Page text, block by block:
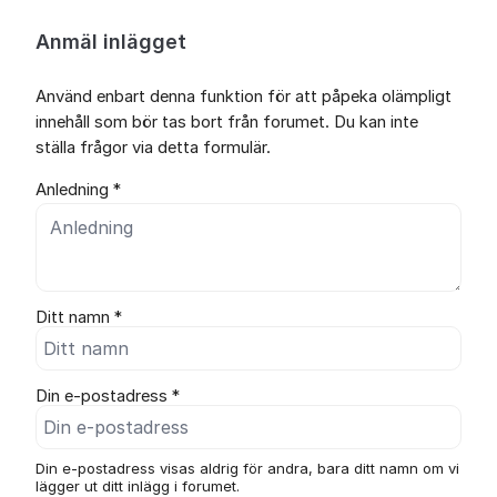
Anmäl inlägget
Använd enbart denna funktion för att påpeka olämpligt
innehåll som bör tas bort från forumet. Du kan inte
ställa frågor via detta formulär.
Anledning *
Ditt namn *
Din e-postadress *
Din e-postadress visas aldrig för andra, bara ditt namn om vi
lägger ut ditt inlägg i forumet.